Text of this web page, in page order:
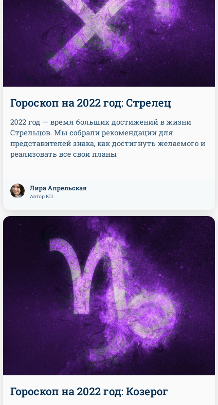
Гороскоп на 2022 год: Стрелец
2022 год — время больших достижений в жизни
Стрельцов. Мы собрали рекомендации для
представителей знака, как достигнуть желаемого и
реализовать все свои планы
Лира Апрельская
Автор КП
Гороскоп на 2022 год: Козерог